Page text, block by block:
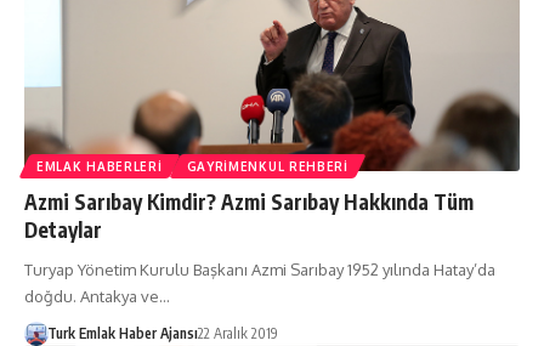
EMLAK HABERLERI GAYRIMENKUL REHBERI
Azmi Sarıbay Kimdir? Azmi Sarıbay Hakkında Tüm
Detaylar
Turyap Yönetim Kurulu Başkanı Azmi Sarıbay 1952 yılında Hatay’da
doğdu. Antakya ve…
Turk Emlak Haber Ajansı22 Aralık 2019